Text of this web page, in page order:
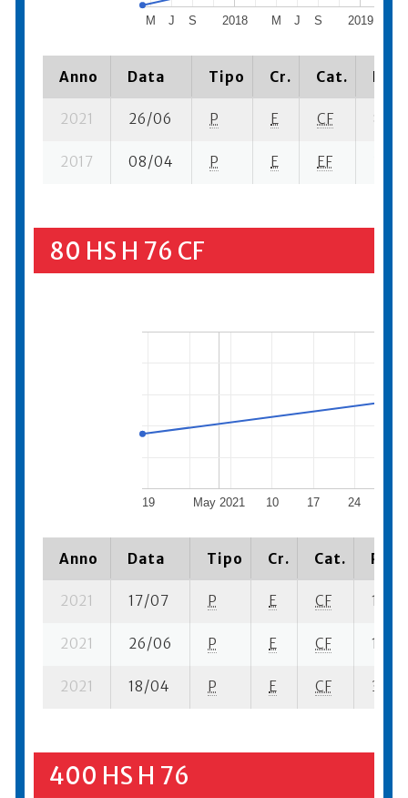
2018 2019
M J S M J S
Anno Data Tipo Cr. Cat.
2021 26/06 P E CF 8 se-
2017 08/04 P E EF
80 HS H 76 CF
May 2021
19 10 17 24
Anno Data Tipo Cr. Cat.
2021 17/07 P E CF 1 se-
2021 26/06 P E CF 1 se-
2021 18/04 P E CF 3 se-
400 HS H 76